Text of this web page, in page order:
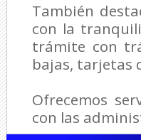
También
con la
trámite con
bajas, tarjetas
Ofrecemos
con las